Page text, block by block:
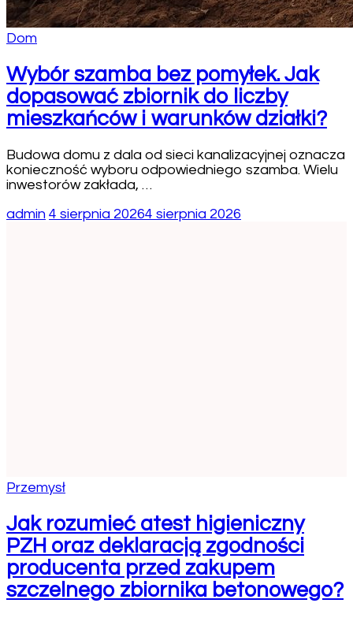
Dom
Wybór szamba bez pomyłek. Jak
dopasować zbiornik do liczby
mieszkańców i warunków działki?
Budowa domu z dala od sieci kanalizacyjnej oznacza
konieczność wyboru odpowiedniego szamba. Wielu
inwestorów zakłada, …
admin 4 sierpnia 20264 sierpnia 2026
Przemysł
Jak rozumieć atest higieniczny
PZH oraz deklaracją zgodności
producenta przed zakupem
szczelnego zbiornika betonowego?